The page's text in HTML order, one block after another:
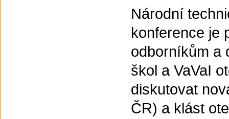
Národní
konference je
odborníkům a
škol a VaVaI
diskutovat
ČR) a klást